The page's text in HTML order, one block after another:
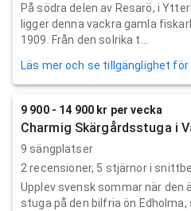
På södra delen av Resarö, i
ligger denna vackra gamla
1909. Från den solrika t...
Läs mer och se tillgänglighet
9 900 - 14 900 kr per vecka
Charmig Skärgårdsstuga i
9 sängplatser
2 recensioner, 5 stjärnor i
Upplev svensk sommar när den
stuga på den bilfria ön